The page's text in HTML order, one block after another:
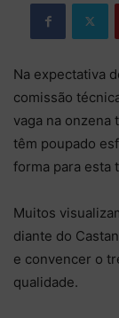
Na expectativa
comissão
vaga na onzena
têm poupado
forma para esta
Muitos
diante do
e convencer o
qualidade.